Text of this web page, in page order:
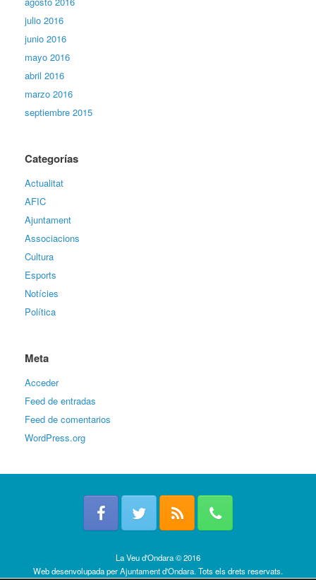
julio 2016
junio 2016
mayo 2016
abril 2016
marzo 2016
septiembre 2015
Categorías
Actualitat
AFIC
Ajuntament
Associacions
Cultura
Esports
Notícies
Política
Meta
Acceder
Feed de entradas
Feed de comentarios
WordPress.org
La Veu d'Ondara © 2016
Web desenvolupada perAjuntament d'Ondara. Tots els drets reservats.